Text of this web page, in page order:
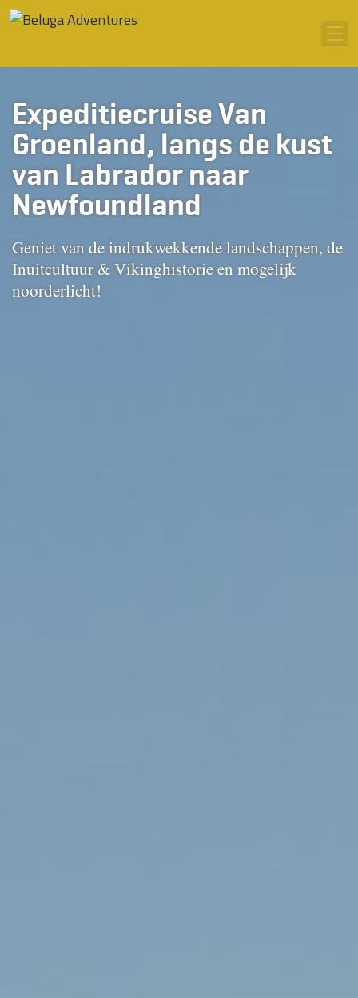
Ga naar inhoud
Expeditiecruise Van
Groenland, langs de kust
van Labrador naar
Newfoundland
Geniet van de indrukwekkende landschappen, de
Inuitcultuur & Vikinghistorie en mogelijk
noorderlicht!